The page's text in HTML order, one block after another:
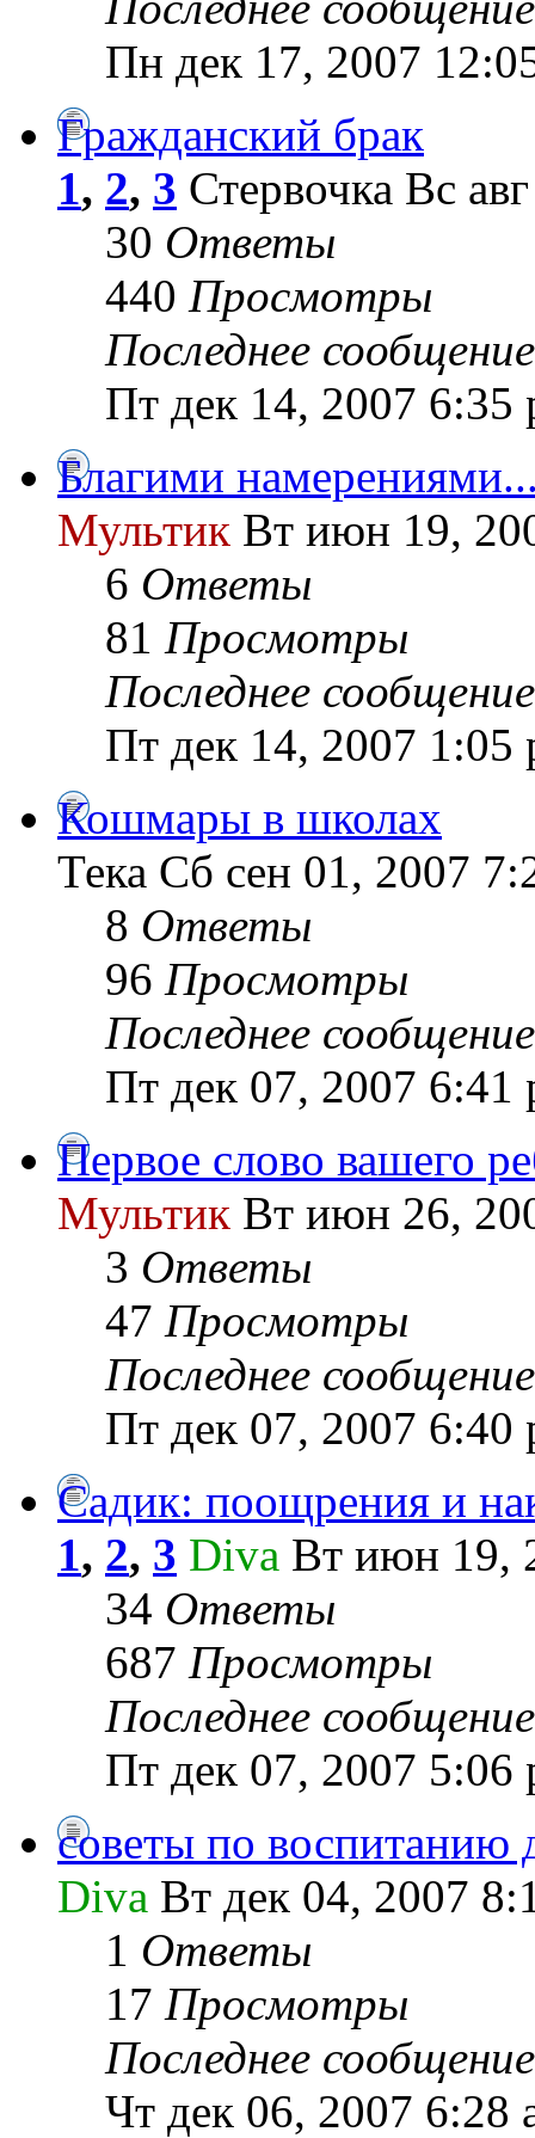
Пн дек 17, 2007
Гражданский брак
1, 2, 3 Стервочка Вс
30 Ответы
440 Просмотры
Последнее сообщение
Пт дек 14, 2007 6:35
Благими
Мультик Вт июн 19,
6 Ответы
81 Просмотры
Последнее сообщение
Пт дек 14, 2007 1:05
Кошмары в школах
Тека Сб сен 01, 2007
8 Ответы
96 Просмотры
Последнее сообщение
Пт дек 07, 2007 6:41
Первое слово вашего
Мультик Вт июн 26,
3 Ответы
47 Просмотры
Последнее сообщение
Пт дек 07, 2007 6:40
Садик: поощрения и
1, 2, 3 Diva Вт июн 19,
34 Ответы
687 Просмотры
Последнее сообщение
Пт дек 07, 2007 5:06
советы по воспитанию
Diva Вт дек 04, 2007
1 Ответы
17 Просмотры
Последнее сообщение
Чт дек 06, 2007 6:28